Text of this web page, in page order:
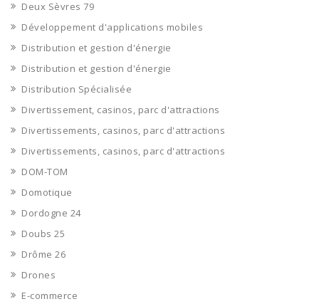
Deux Sèvres 79
Développement d'applications mobiles
Distribution et gestion d'énergie
Distribution et gestion d'énergie
Distribution Spécialisée
Divertissement, casinos, parc d'attractions
Divertissements, casinos, parc d'attractions
Divertissements, casinos, parc d'attractions
DOM-TOM
Domotique
Dordogne 24
Doubs 25
Drôme 26
Drones
E-commerce